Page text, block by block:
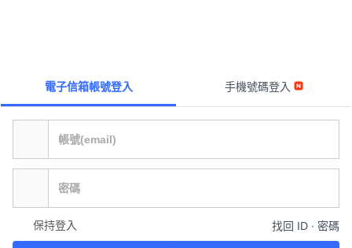
電子信箱帳號登入 手機號碼登入
保持登入 找回 ID ∙ 密碼